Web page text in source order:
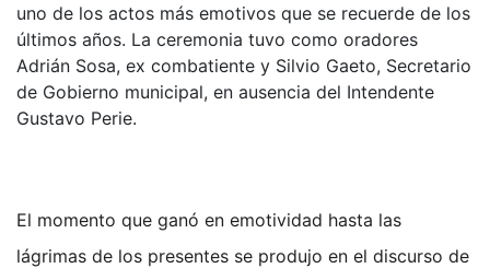
uno de los actos más emotivos que se recuerde de los
últimos años. La ceremonia tuvo como oradores
Adrián Sosa, ex combatiente y Silvio Gaeto, Secretario
de Gobierno municipal, en ausencia del Intendente
Gustavo Perie.
El momento que ganó en emotividad hasta las
lágrimas de los presentes se produjo en el discurso de